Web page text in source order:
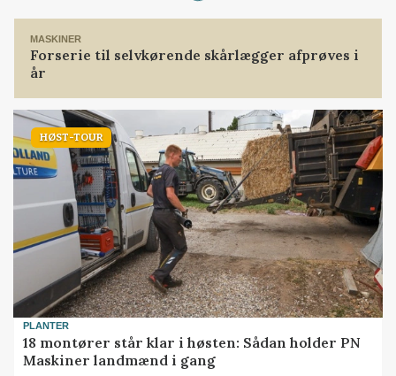
MASKINER
Forserie til selvkørende skårlægger afprøves i
år
HØST-TOUR
PLANTER
18 montører står klar i høsten: Sådan holder PN
Maskiner landmænd i gang